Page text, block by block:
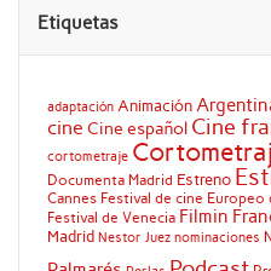
Etiquetas
adaptación Animación
cine Cine español Cine
cortometraje
Documenta Madrid Estreno
Cannes Festival de cine Europeo
Festival de Venecia Filmin
Madrid Nestor Juez nominaciones